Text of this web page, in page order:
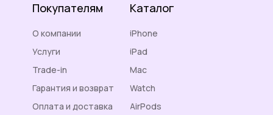
О компании
Услуги
Trade-in
Гарантия и возврат
Оплата и доставка
Покупателям
iPhone
iPad
Mac
Watch
AirPods
Каталог